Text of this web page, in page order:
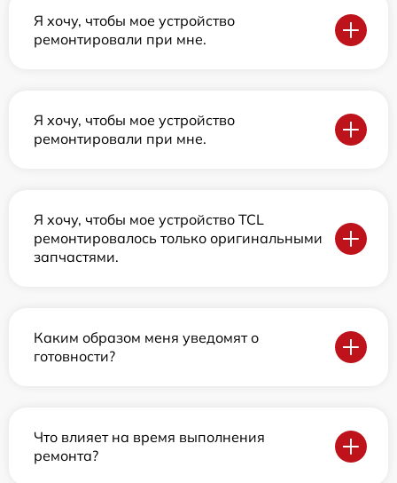
Я хочу, чтобы мое устройство
ремонтировали при мне.
Я хочу, чтобы мое устройство
ремонтировали при мне.
Я хочу, чтобы мое устройство TCL
ремонтировалось только оригинальными
запчастями.
Каким образом меня уведомят о
готовности?
Что влияет на время выполнения
ремонта?